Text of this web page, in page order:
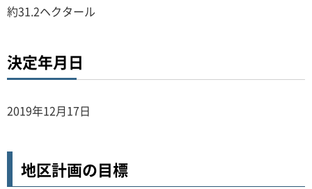
約31.2ヘクタール
決定年月日
2019年12月17日
地区計画の目標